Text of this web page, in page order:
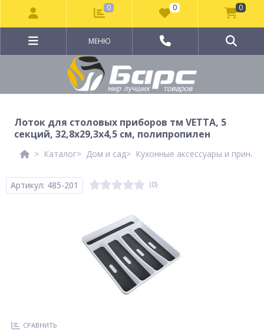
МЕНЮ
Лоток для столовых приборов тм VETTA, 5
секций, 32,8x29,3x4,5 см, полипропилен
Каталог Дом и сад Кухонные аксессуары и
Артикул: 485-201 (0)
СРАВНИТЬ
0 0 0